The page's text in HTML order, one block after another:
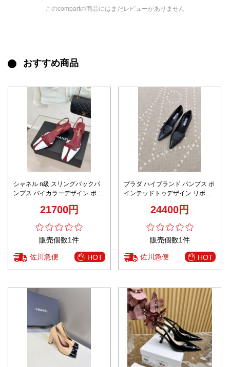
このcompartの商品にはまだレビューがありません
おすすめ商品
シャネル n級 スリングバックパ
ンプス バイカラーデザイン ポイ
21700円
販売個数1件
佐川急便 HOT
プラダ ハイブランド パンプス ポ
インテッドトゥデザイン リボン
人技術再現24400円
販売個数1件
佐川急便 HOT